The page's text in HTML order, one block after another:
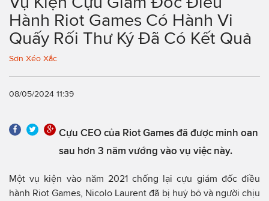
Hành Riot Games Có Hành Vi
Quấy Rối Thư Ký Đã Có Kết Quả
Sơn Xéo Xắc
08/05/2024 11:39
Cựu CEO của Riot Games đã được minh oan
sau hơn 3 năm vướng vào vụ việc này.
Một vụ kiện vào năm 2021 chống lại cựu giám đốc điều
hành Riot Games, Nicolo Laurent đã bị huỷ bỏ và người chịu